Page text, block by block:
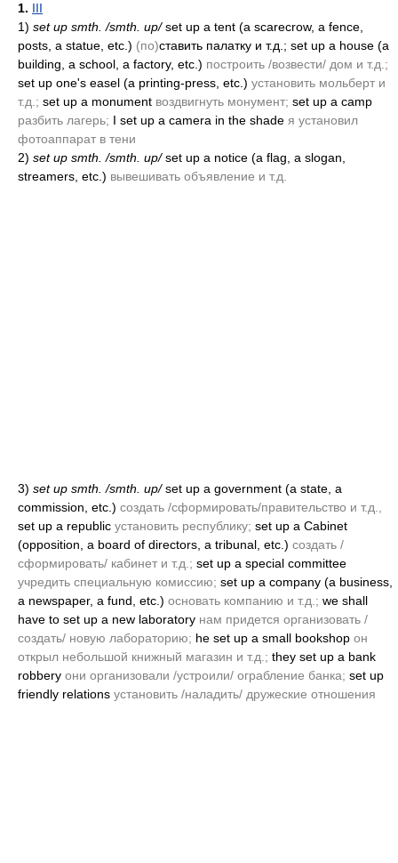
1. III
1) set up smth. /smth. up/set up a tent (a scarecrow, a fence,
posts, a statue, etc.) (по)ставить палатку и т.д.; set up a house (a
building, a school, a factory, etc.) построить /возвести/ дом и т.д.;
set up one's easel (a printing-press, etc.) установить мольберт и
т.д.; set up a monument воздвигнуть монумент; set up a camp
разбить лагерь; I set up a camera in the shade я установил
фотоаппарат в тени
2) set up smth. /smth. up/set up a notice (a flag, a slogan,
streamers, etc.) вывешивать объявление и т.д.
3) set up smth. /smth. up/set up a government (a state, a
commission, etc.) создать /сформировать/правительство и т.д.,
set up a republic установить республику; set up a Cabinet
(opposition, a board of directors, a tribunal, etc.) создать /
сформировать/ кабинет и т.д.; set up a special committee
учредить специальную комиссию; set up a company (a business,
a newspaper, a fund, etc.) основать компанию и т.д.; we shall
have to set up a new laboratory нам придется организовать /
создать/ новую лабораторию; he set up a small bookshop он
открыл небольшой книжный магазин и т.д.; they set up a bank
robbery они организовали /устроили/ ограбление банка; set up
friendly relations установить /наладить/ дружеские отношения